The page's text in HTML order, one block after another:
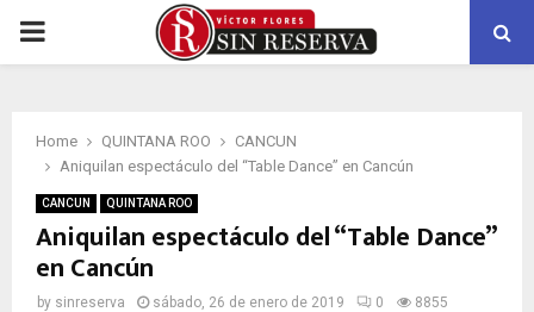
PRIMARY
Home QUINTANA ROO
CANCUN
Aniquilan espectáculo del “Table Dance” en Cancún
CANCUN QUINTANA ROO
Aniquilan espectáculo del “Table Dance”
en Cancún
by sinreserva sábado, 26 de enero de 2019 0 8855